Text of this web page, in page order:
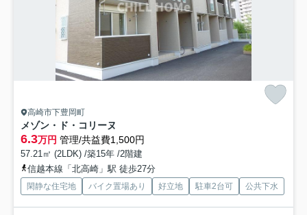
高崎市下豊岡町
メゾン・ド・コリーヌ
6.3万円 管理/共益費1,500円
57.21㎡ (2LDK) /築15年 /2階建
信越本線「北高崎」駅 徒歩27分
閑静な住宅地 バイク置場あり 好立地 駐車2台可 公共下水